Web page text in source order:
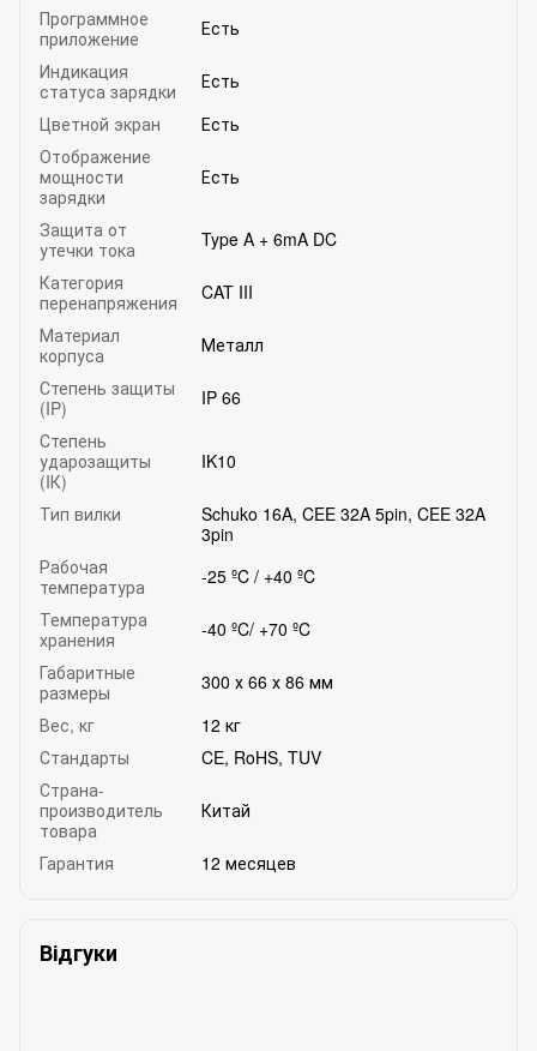
Программное
приложение
Есть
Индикация
статуса зарядки
Есть
Цветной экран
Есть
Отображение
мощности
зарядки
Есть
Защита от
утечки тока
Type A + 6mA DC
Категория
перенапряжения
CAT III
Материал
корпуса
Металл
Степень защиты
(IP)
IP 66
Степень
ударозащиты
(IК)
IK10
Тип вилки
Schuko 16A, CEE 32A 5pin, CEE 32A
3pin
Рабочая
температура
-25 ºC / +40 ºC
Температура
хранения
-40 ºC/ +70 ºC
Габаритные
размеры
300 х 66 х 86 мм
Вес, кг
12 кг
Стандарты
CE, RoHS, TUV
Страна-
производитель
товара
Китай
Гарантия 12 месяцев
Відгуки